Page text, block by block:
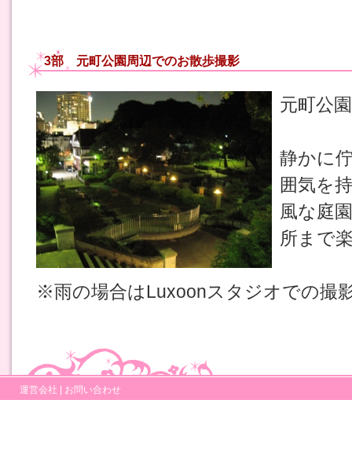
3部 元町公園周辺でのお散歩撮影
元町公
静かに
囲気を
風な庭
所まで
※雨の場合はLuxoonスタジオでの撮
運営会社 | お問い合わせ